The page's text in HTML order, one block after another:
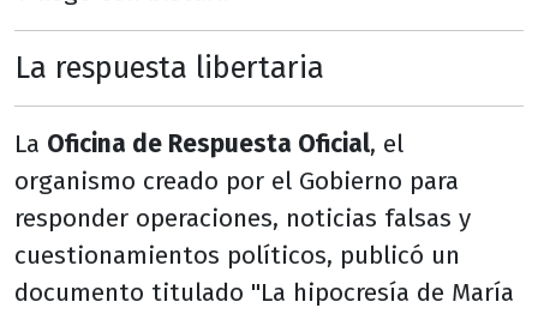
La respuesta libertaria
La Oficina de Respuesta Oficial, el
organismo creado por el Gobierno para
responder operaciones, noticias falsas y
cuestionamientos políticos, publicó un
documento titulado "La hipocresía de María